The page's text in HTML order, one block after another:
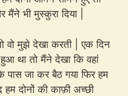
भी मुस्कुरा दिया |
वो मुझे देखा करती | एक दिन
था तो मैंने देखा कि वहां
पास जा कर बैठ गया फिर हम
हम दोनों की काफ़ी अच्छी